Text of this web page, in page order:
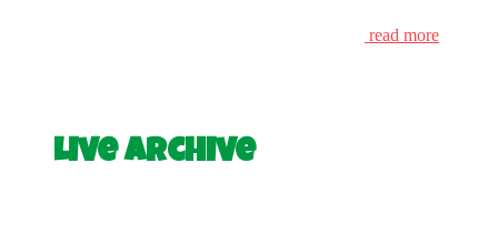
read more
Live Archive